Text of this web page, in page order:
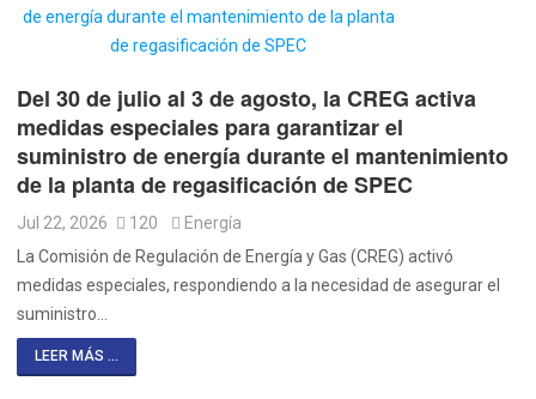
Del 30 de julio al 3 de agosto, la CREG activa
medidas especiales para garantizar el
suministro de energía durante el mantenimiento
de la planta de regasificación de SPEC
Jul 22, 2026 120
Energía
La Comisión de Regulación de Energía y Gas (CREG) activó
medidas especiales, respondiendo a la necesidad de asegurar el
suministro…
LEER MÁS ...